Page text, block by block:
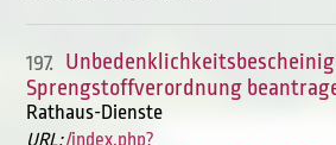
197.
Sprengstoffverordnung
Rathaus-Dienste
URL:/index.php?